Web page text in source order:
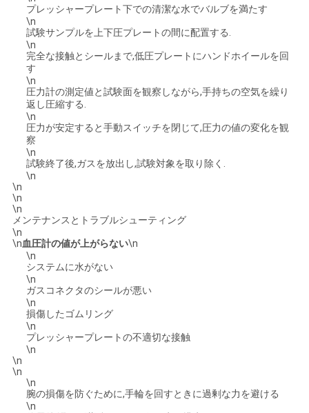
SITEMAP
PRIVACY
POLICY
プレッシャープレート下での清潔な水でバルブを満たす
\n
試験サンプルを上下圧プレートの間に配置する.
\n
完全な接触とシールまで,低圧プレートにハンドホイールを回
す
\n
圧力計の測定値と試験面を観察しながら,手持ちの空気を繰り
返し圧縮する.
\n
圧力が安定すると手動スイッチを閉じて,圧力の値の変化を観
察
\n
試験終了後,ガスを放出し,試験対象を取り除く.
\n
\n
\n
\n
メンテナンスとトラブルシューティング
\n
\n血圧計の値が上がらない\n
\n
システムに水がない
\n
ガスコネクタのシールが悪い
\n
損傷したゴムリング
\n
プレッシャープレートの不適切な接触
\n
\n
\n
\n
腕の損傷を防ぐために,手輪を回すときに過剰な力を避ける
\n